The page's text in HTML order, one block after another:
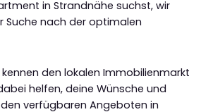
in Strandnähe suchst, wir
Suche nach der optimalen
kennen den lokalen Immobilienmarkt
helfen, deine Wünsche und
verfügbaren Angeboten in